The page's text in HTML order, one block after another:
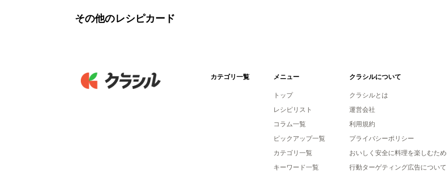
その他のレシピカード
カテゴリ一覧 メニュー
トップ
レシピリスト
コラム一覧
ピックアップ一覧
カテゴリ一覧
キーワード一覧
クラシルについて
クラシルとは
運営会社
利用規約
プライバシーポリシー
おいしく安全に料理を楽しむため
行動ターゲティング広告について